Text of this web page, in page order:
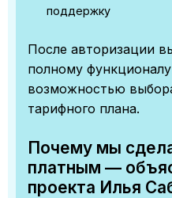
поддержку
После авторизации
полному
возможностью
тарифного плана.
Почему мы
платным —
проекта Илья